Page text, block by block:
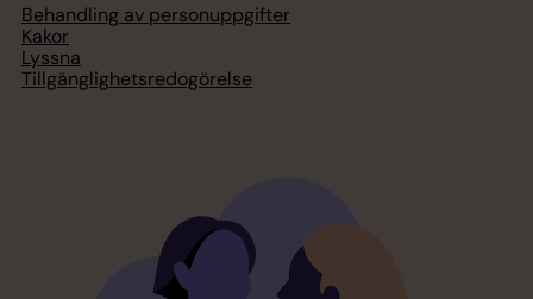
Behandling av personuppgifter
Kakor
Lyssna
Tillgänglighetsredogörelse